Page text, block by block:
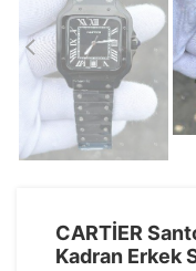
CARTİER
Kadran Erkek